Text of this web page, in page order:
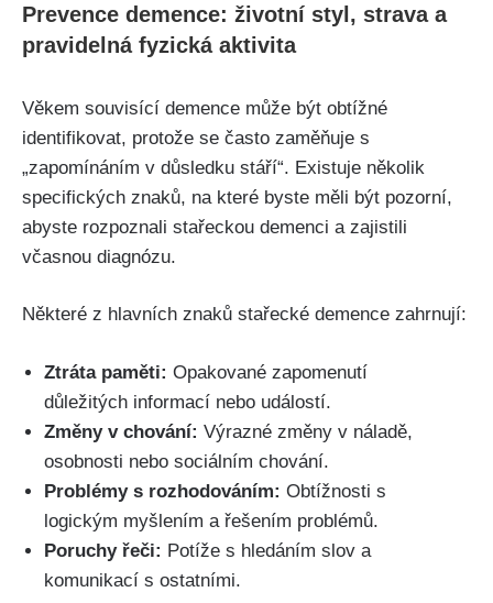
Prevence demence: životní styl, strava a
pravidelná fyzická aktivita
Věkem souvisící demence může být obtížné
identifikovat, protože se často zaměňuje s
„zapomínáním v důsledku stáří“. Existuje několik
specifických znaků, na které byste měli být pozorní,
abyste rozpoznali stařeckou demenci a zajistili
včasnou diagnózu.
Některé z hlavních znaků stařecké demence zahrnují:
Ztráta paměti: Opakované zapomenutí
důležitých informací nebo událostí.
Změny v chování: Výrazné změny v náladě,
osobnosti nebo sociálním chování.
Problémy s rozhodováním: Obtížnosti s
logickým myšlením a řešením problémů.
Poruchy řeči: Potíže s hledáním slov a
komunikací s ostatními.